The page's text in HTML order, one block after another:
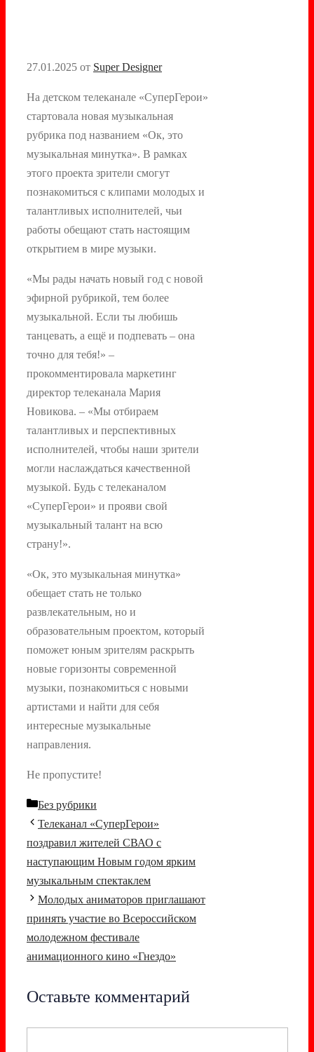
27.01.2025 от Super Designer
На детском телеканале «СуперГерои»
стартовала новая музыкальная
рубрика под названием «Ок, это
музыкальная минутка». В рамках
этого проекта зрители смогут
познакомиться с клипами молодых и
талантливых исполнителей, чьи
работы обещают стать настоящим
открытием в мире музыки.
«Мы рады начать новый год с новой
эфирной рубрикой, тем более
музыкальной. Если ты любишь
танцевать, а ещё и подпевать – она
точно для тебя!» –
прокомментировала маркетинг
директор телеканала Мария
Новикова. – «Мы отбираем
талантливых и перспективных
исполнителей, чтобы наши зрители
могли наслаждаться качественной
музыкой. Будь с телеканалом
«СуперГерои» и прояви свой
музыкальный талант на всю
страну!».
«Ок, это музыкальная минутка»
обещает стать не только
развлекательным, но и
образовательным проектом, который
поможет юным зрителям раскрыть
новые горизонты современной
музыки, познакомиться с новыми
артистами и найти для себя
интересные музыкальные
направления.
Не пропустите!
Рубрики
Без рубрики
Навигация
записи
Телеканал «СуперГерои»
поздравил жителей СВАО с
наступающим Новым годом ярким
музыкальным спектаклем
Молодых аниматоров приглашают
принять участие во Всероссийском
молодежном фестивале
анимационного кино «Гнездо»
Оставьте комментарий